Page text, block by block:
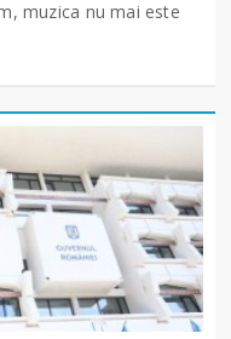
muzica nu mai este